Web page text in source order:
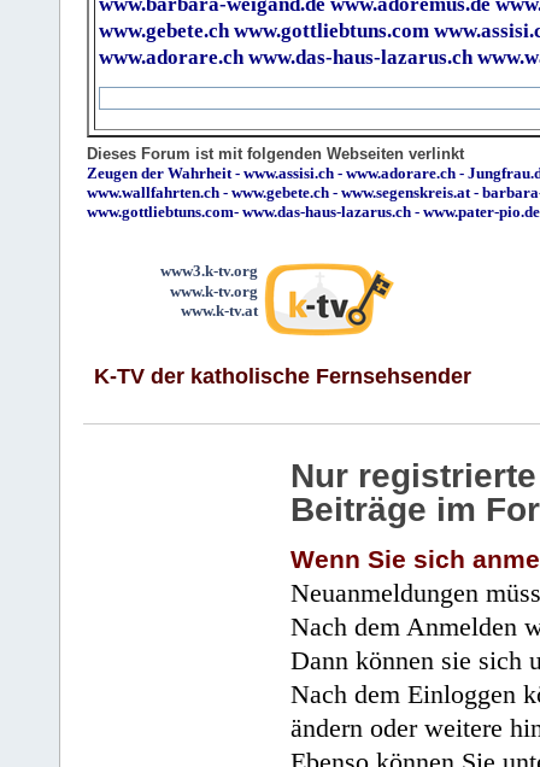
www.gebete.ch www.gottliebtuns.com
www.adorare.ch www.das-haus-lazarus.ch
Dieses Forum ist mit folgenden Webseiten verlinkt
Zeugen der Wahrheit - www.assisi.ch - www.adorare.ch -
www.wallfahrten.ch - www.gebete.ch - www.segenskreis.at -
www.gottliebtuns.com- www.das-haus-lazarus.ch - www.pater-pio.de
www3.k-tv.org
www.k-tv.org
www.k-tv.at
K-TV der katholische Fernsehsender
Nur
Beiträge im
Wenn Sie sich
Neuanmeldungen
Nach dem Anmelden
Dann können sie sich
Nach dem Einloggen
ändern oder weitere